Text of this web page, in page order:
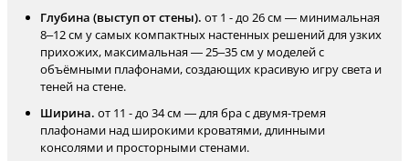
Глубина (выступ от стены). от 1 - до 26 см — минимальная
8–12 см у самых компактных настенных решений для узких
прихожих, максимальная — 25–35 см у моделей с
объёмными плафонами, создающих красивую игру света и
теней на стене.
Ширина. от 11 - до 34 см — для бра с двумя-тремя
плафонами над широкими кроватями, длинными
консолями и просторными стенами.